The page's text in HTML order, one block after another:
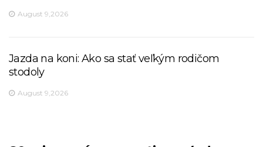
August 9,2026
Jazda na koni: Ako sa stať veľkým rodičom
stodoly
August 9,2026